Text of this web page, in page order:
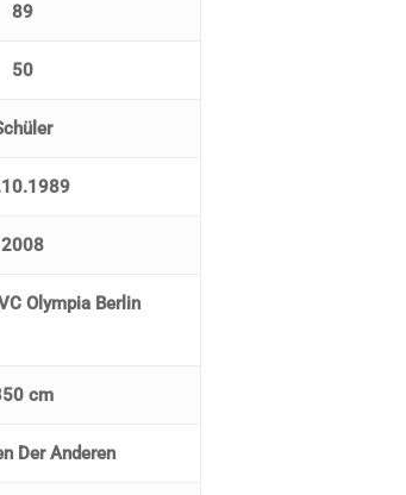
89
50
2008
Olympia Berlin
cm
Der Anderen